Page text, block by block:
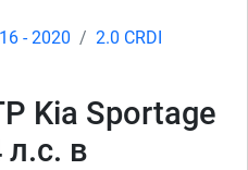
- 2020
2.0 CRDI
Kia Sportage
л.с. в